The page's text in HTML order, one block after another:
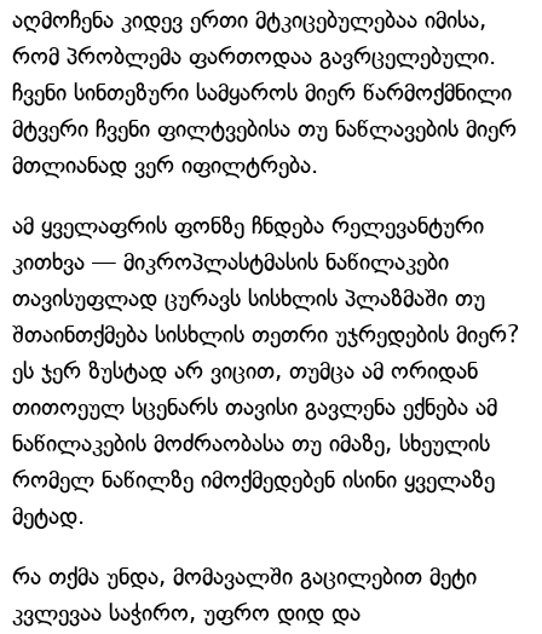
აღმოჩენა კიდევ ერთი მტკიცებულებაა იმისა,
რომ პრობლემა ფართოდაა გავრცელებული.
ჩვენი სინთეზური სამყაროს მიერ წარმოქმნილი
მტვერი ჩვენი ფილტვებისა თუ ნაწლავების მიერ
მთლიანად ვერ იფილტრება.
ამ ყველაფრის ფონზე ჩნდება რელევანტური
კითხვა — მიკროპლასტმასის ნაწილაკები
თავისუფლად ცურავს სისხლის პლაზმაში თუ
შთაინთქმება სისხლის თეთრი უჯრედების მიერ?
ეს ჯერ ზუსტად არ ვიცით, თუმცა ამ ორიდან
თითოეულ სცენარს თავისი გავლენა ექნება ამ
ნაწილაკების მოძრაობასა თუ იმაზე, სხეულის
რომელ ნაწილზე იმოქმედებენ ისინი ყველაზე
მეტად.
რა თქმა უნდა, მომავალში გაცილებით მეტი
კვლევაა საჭირო, უფრო დიდ და